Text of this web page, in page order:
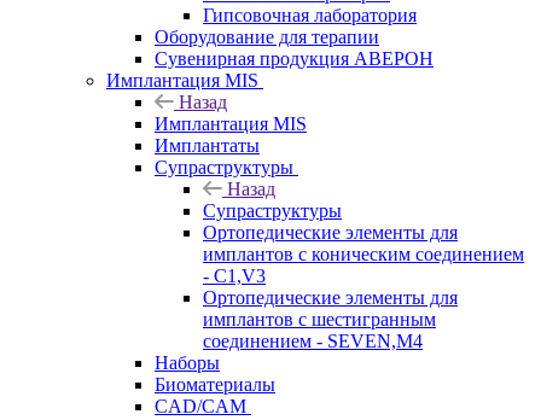
Гипсовочная лаборатория
Оборудование для терапии
Сувенирная продукция АВЕРОН
Имплантация MIS
Назад
Имплантация MIS
Имплантаты
Супраструктуры
Назад
Супраструктуры
Ортопедические элементы для
имплантов с коническим соединением
- C1,V3
Ортопедические элементы для
имплантов с шестигранным
соединением - SEVEN,M4
Наборы
Биоматериалы
CAD/CAM